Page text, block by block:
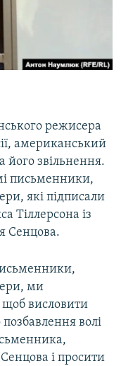
режисера
американський
звільнення.
письменники,
які підписали
Тіллерсона із
Сенцова.
ми
висловити
волі
і просити